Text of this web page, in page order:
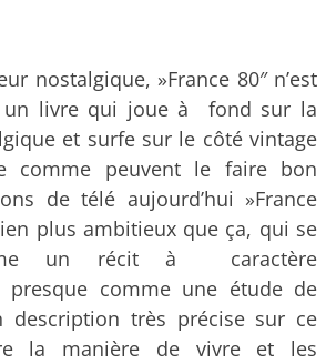
nostalgique, »France 80″ n’est
un livre qui joue à fond sur la
et surfe sur le côté vintage
comme peuvent le faire bon
de télé aujourd’hui »France
plus ambitieux que ça, qui se
un récit à caractère
presque comme une étude de
description très précise sur ce
la manière de vivre et les